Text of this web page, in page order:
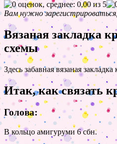
Вам нужно
Вязаная закладка
схемы
Здесь забавная вязаная
Итак, как связать
Голова:
В кольцо амигуруми 6 сбн.